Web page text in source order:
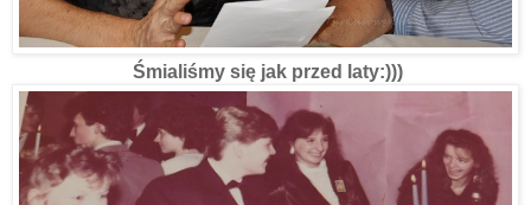
Śmialiśmy się jak przed laty:)))